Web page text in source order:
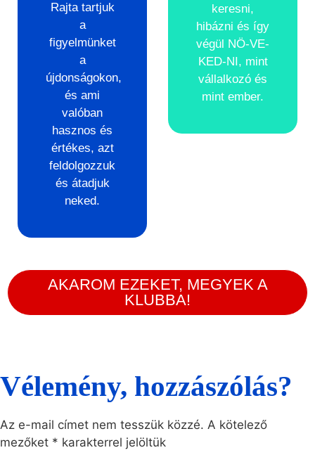
Rajta tartjuk
a
figyelmünket
a
újdonságokon,
és ami
valóban
hasznos és
értékes, azt
feldolgozzuk
és átadjuk
neked.
keresni,
hibázni és így
végül NÖ-VE-
KED-NI, mint
vállalkozó és
mint ember.
AKAROM EZEKET, MEGYEK A
KLUBBA!
Vélemény, hozzászólás?
Az e-mail címet nem tesszük közzé. A kötelező
mezőket * karakterrel jelöltük